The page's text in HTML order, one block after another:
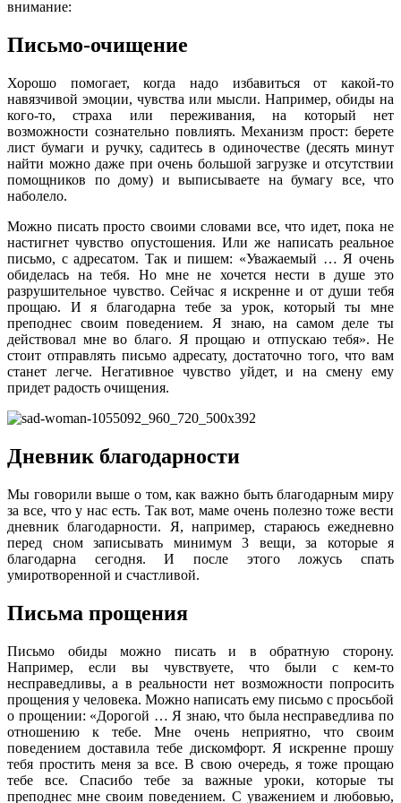
внимание:
Письмо-очищение
Хорошо помогает, когда надо избавиться от какой-то
навязчивой эмоции, чувства или мысли. Например, обиды на
кого-то, страха или переживания, на который нет
возможности сознательно повлиять. Механизм прост: берете
лист бумаги и ручку, садитесь в одиночестве (десять минут
найти можно даже при очень большой загрузке и отсутствии
помощников по дому) и выписываете на бумагу все, что
наболело.
Можно писать просто своими словами все, что идет, пока не
настигнет чувство опустошения. Или же написать реальное
письмо, с адресатом. Так и пишем: «Уважаемый … Я очень
обиделась на тебя. Но мне не хочется нести в душе это
разрушительное чувство. Сейчас я искренне и от души тебя
прощаю. И я благодарна тебе за урок, который ты мне
преподнес своим поведением. Я знаю, на самом деле ты
действовал мне во благо. Я прощаю и отпускаю тебя». Не
стоит отправлять письмо адресату, достаточно того, что вам
станет легче. Негативное чувство уйдет, и на смену ему
придет радость очищения.
Дневник благодарности
Мы говорили выше о том, как важно быть благодарным миру
за все, что у нас есть. Так вот, маме очень полезно тоже вести
дневник благодарности. Я, например, стараюсь ежедневно
перед сном записывать минимум 3 вещи, за которые я
благодарна сегодня. И после этого ложусь спать
умиротворенной и счастливой.
Письма прощения
Письмо обиды можно писать и в обратную сторону.
Например, если вы чувствуете, что были с кем-то
несправедливы, а в реальности нет возможности попросить
прощения у человека. Можно написать ему письмо с просьбой
о прощении: «Дорогой … Я знаю, что была несправедлива по
отношению к тебе. Мне очень неприятно, что своим
поведением доставила тебе дискомфорт. Я искренне прошу
тебя простить меня за все. В свою очередь, я тоже прощаю
тебе все. Спасибо тебе за важные уроки, которые ты
преподнес мне своим поведением. С уважением и любовью,